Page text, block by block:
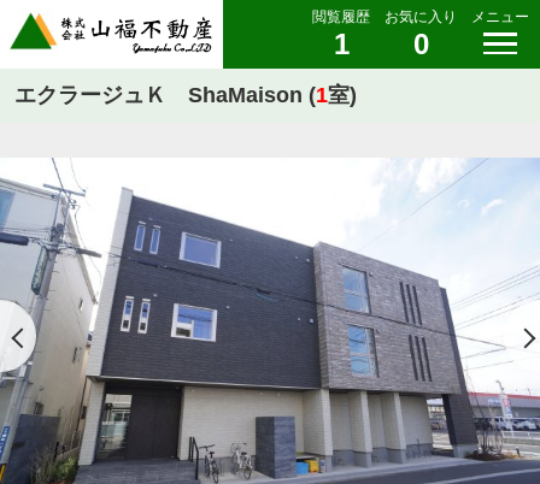
閲覧履歴
1
お気に入り
0
メニュー
エクラージュＫ ShaMaison (1室)